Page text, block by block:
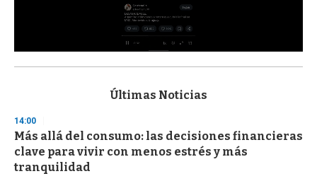
s
d
s
o
f
3
Últimas Noticias
14:00
Más allá del consumo: las decisiones financieras
clave para vivir con menos estrés y más
tranquilidad